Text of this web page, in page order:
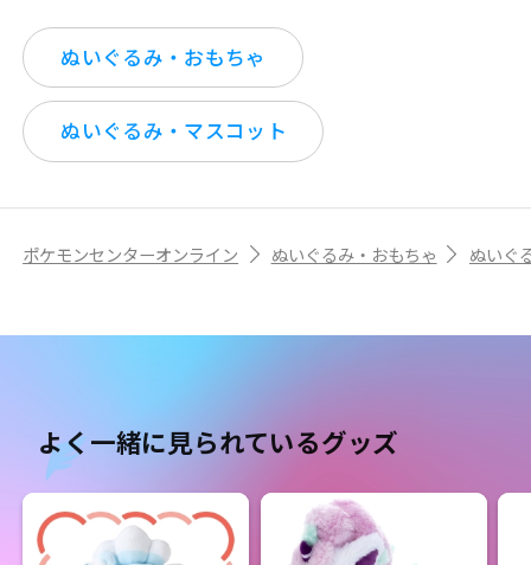
ぬいぐるみ・おもちゃ
ぬいぐるみ・マスコット
ポケモンセンターオンライン ぬいぐるみ・おもちゃ ぬいぐ
よく一緒に見られているグッズ